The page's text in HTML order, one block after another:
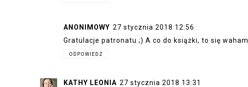
ANONIMOWY 27 stycznia 2018 12:56
Gratulacje patronatu ;) A co do książki, to się waham.
ODPOWIEDZ
KATHY LEONIA 27 stycznia 2018 13:31